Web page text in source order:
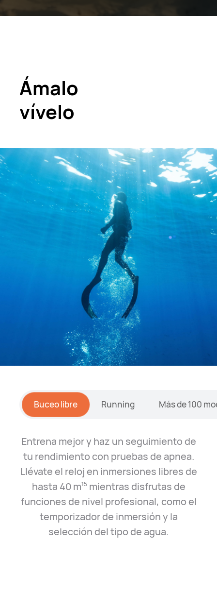
Ámalo
vívelo
Buceo libre Running Más de 100
Entrena mejor y haz un seguimiento de
tu rendimiento con pruebas de apnea.
Llévate el reloj en inmersiones libres de
hasta 40 m⁠15mientras disfrutas de
funciones de nivel profesional, como el
temporizador de inmersión y la
selección del tipo de agua.